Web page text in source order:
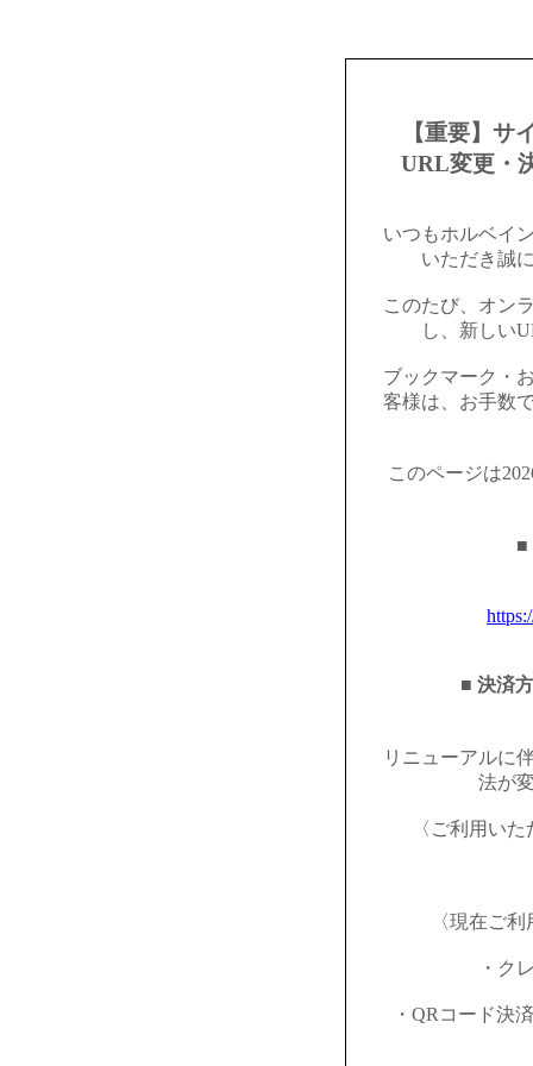
【重要】サ
URL変更・
いつもホルベイ
いただき誠
このたび、オン
し、新しい
ブックマーク・
客様は、お手数
このページは
■
■ 決済
リニューアルに
法が
〈ご利用い
〈現在ご
・ク
・QRコード決